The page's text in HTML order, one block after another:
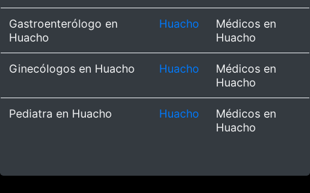
Gastroenterólogo en
Huacho
Huacho
Médicos en
Huacho
Ginecólogos en Huacho Huacho
Médicos en
Huacho
Pediatra en Huacho Huacho
Médicos en
Huacho